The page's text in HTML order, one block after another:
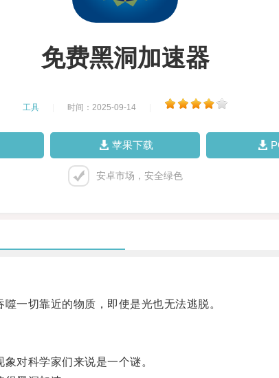
免费黑洞加速器
工具 时间：2025-09-14
苹果下载
安卓市场，安全绿色
切靠近的物质，即使是光也无法逃脱。
对科学家们来说是一个谜。